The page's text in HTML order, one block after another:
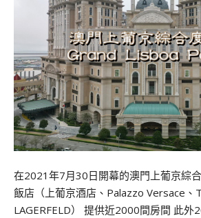
在2021年7月30日開幕的澳門上葡京綜
飯店（上葡京酒店、Palazzo Versace、
LAGERFELD） 提供近2000間房間 此外